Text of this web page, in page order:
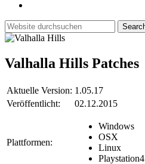
Valhalla Hills Patches
Aktuelle Version: 1.05.17
Veröffentlicht:
02.12.2015
Plattformen:
Windows
OSX
Linux
Playstation4